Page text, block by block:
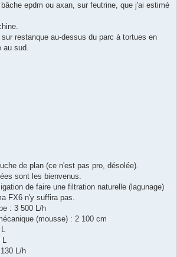
epdm ou axan, sur feutrine, que j'ai estimé
restanque au-dessus du parc à tortues en
au sud.
de plan (ce n'est pas pro, désolée).
sont les bienvenus.
de faire une filtration naturelle (lagunage)
FX6 n'y suffira pas.
: 3 500 L/h
(mousse) : 2 100 cm
L
L/h